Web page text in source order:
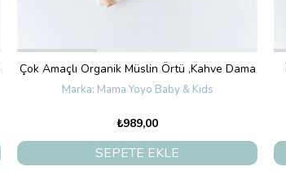
Çok Amaçlı Organik Müslin Örtü ,Kahve Dama
Mama Yoyo Baby & Kids
₺989,00
SEPETE EKLE